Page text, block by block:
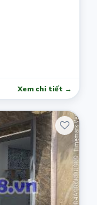
Xem chi tiết →